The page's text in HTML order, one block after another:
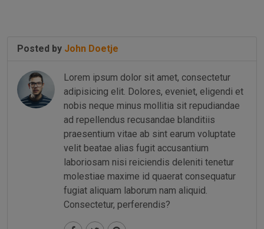
Posted by John Doetje
Lorem ipsum dolor sit amet, consectetur
adipisicing elit. Dolores, eveniet, eligendi et
nobis neque minus mollitia sit repudiandae
ad repellendus recusandae blanditiis
praesentium vitae ab sint earum voluptate
velit beatae alias fugit accusantium
laboriosam nisi reiciendis deleniti tenetur
molestiae maxime id quaerat consequatur
fugiat aliquam laborum nam aliquid.
Consectetur, perferendis?